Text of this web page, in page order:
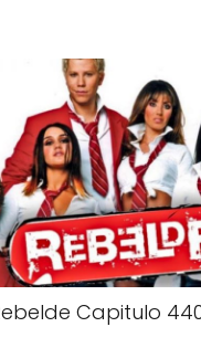
Capitulo